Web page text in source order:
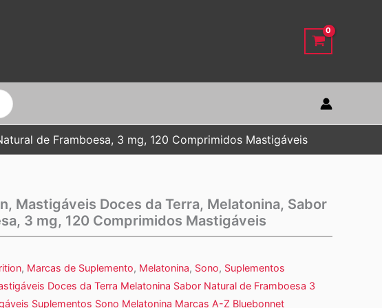
de Framboesa, 3 mg, 120 Comprimidos Mastigáveis
Mastigáveis Doces da Terra, Melatonina, Sabor
3 mg, 120 Comprimidos Mastigáveis
, Marcas de Suplemento, Melatonina, Sono, Suplementos
Doces da Terra Melatonina Sabor Natural de Framboesa 3
Suplementos Sono Melatonina Marcas A-Z Bluebonnet